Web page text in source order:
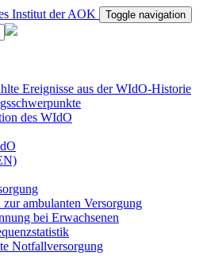
Toggle navigation
Ereignisse aus der WIdO-Historie
des WIdO
zur ambulanten Versorgung
bei Erwachsenen
Notfallversorgung